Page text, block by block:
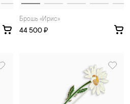
Брошь «Ирис»
44 500 ₽